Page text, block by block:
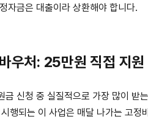
자금은 대출이라 상환해야 합니다.
우처: 25만원 직접 지원
금 신청 중 실질적으로 가장 많이 받
행되는 이 사업은 매달 나가는 고정